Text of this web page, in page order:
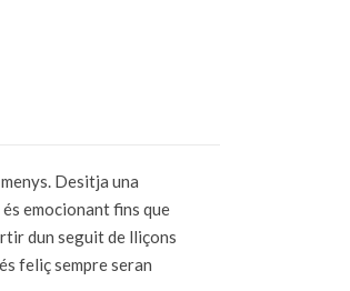
Desitja una
emocionant fins que
dun seguit de lliçons
feliç sempre seran